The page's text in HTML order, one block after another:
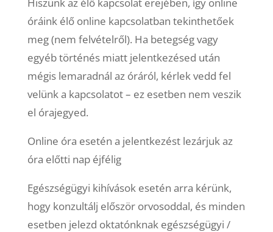
óráink élő online kapcsolatban tekinthetőek
meg (nem felvételről). Ha betegség vagy
egyéb történés miatt jelentkezésed után
mégis lemaradnál az óráról, kérlek vedd fel
velünk a kapcsolatot – ez esetben nem veszik
el órajegyed.
Online óra esetén a jelentkezést lezárjuk az
óra előtti nap éjfélig
Egészségügyi kihívások esetén arra kérünk,
hogy konzultálj először orvosoddal, és minden
esetben jelezd oktatónknak egészségügyi /